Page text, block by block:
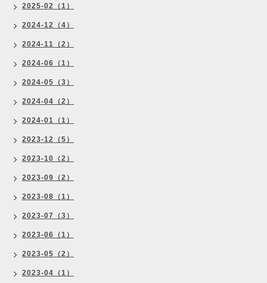
2025-02（1）
2024-12（4）
2024-11（2）
2024-06（1）
2024-05（3）
2024-04（2）
2024-01（1）
2023-12（5）
2023-10（2）
2023-09（2）
2023-08（1）
2023-07（3）
2023-06（1）
2023-05（2）
2023-04（1）